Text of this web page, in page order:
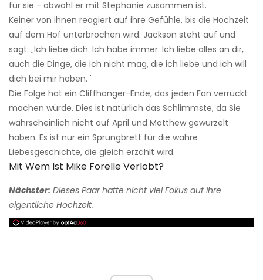
für sie - obwohl er mit Stephanie zusammen ist.
Keiner von ihnen reagiert auf ihre Gefühle, bis die Hochzeit
auf dem Hof ​​unterbrochen wird. Jackson steht auf und
sagt: „Ich liebe dich. Ich habe immer. Ich liebe alles an dir,
auch die Dinge, die ich nicht mag, die ich liebe und ich will
dich bei mir haben. '
Die Folge hat ein Cliffhanger-Ende, das jeden Fan verrückt
machen würde. Dies ist natürlich das Schlimmste, da Sie
wahrscheinlich nicht auf April und Matthew gewurzelt
haben. Es ist nur ein Sprungbrett für die wahre
Liebesgeschichte, die gleich erzählt wird.
Mit Wem Ist Mike Forelle Verlobt?
Nächster: Dieses Paar hatte nicht viel Fokus auf ihre
eigentliche Hochzeit.